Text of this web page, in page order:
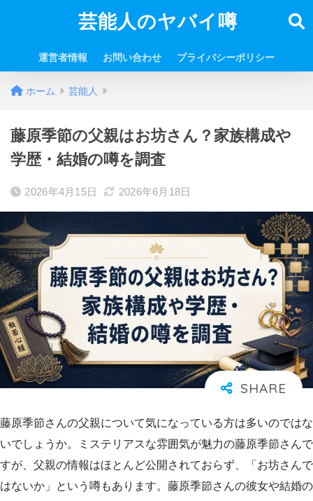
芸能人のヤバイ噂
運営者情報 お問い合わせ プライバシーポリシー
ホーム 芸能人
藤原季節の父親はお坊さん？家族構成や
学歴・結婚の噂を調査
2026年4月15日 2026年6月18日
藤原季節さんの父親について気になっている方は多いのではな
いでしょうか。ミステリアスな雰囲気が魅力の藤原季節さんで
すが、父親の情報はほとんど公開されておらず、「お坊さんで
はないか」という噂もあります。藤原季節さんの彼女や結婚の